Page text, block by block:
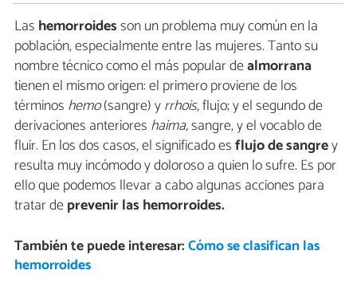
Las hemorroidesson un problema muy común en la
población, especialmente entre las mujeres. Tanto su
nombre técnico como el más popular dealmorrana
tienen el mismo origen: el primero proviene de los
términos hemo(sangre) yrrhois,flujo; y el segundo de
derivaciones anteriores haima,sangre, y el vocablo de
fluir. En los dos casos, el significado esflujo de sangrey
resulta muy incómodo y doloroso a quien lo sufre. Es por
ello que podemos llevar a cabo algunas acciones para
tratar deprevenir las hemorroides.
También te puede interesar:Cómo se clasifican las
hemorroides